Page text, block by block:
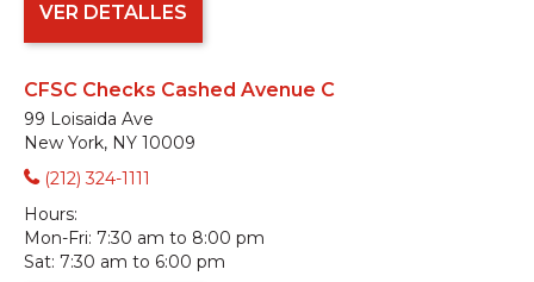
VER DETALLES
CFSC Checks Cashed Avenue C
99 Loisaida Ave
New York, NY 10009
(212) 324-1111
Hours:
Mon-Fri: 7:30 am to 8:00 pm
Sat: 7:30 am to 6:00 pm